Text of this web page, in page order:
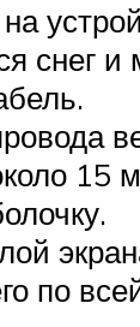
снег и
15
по